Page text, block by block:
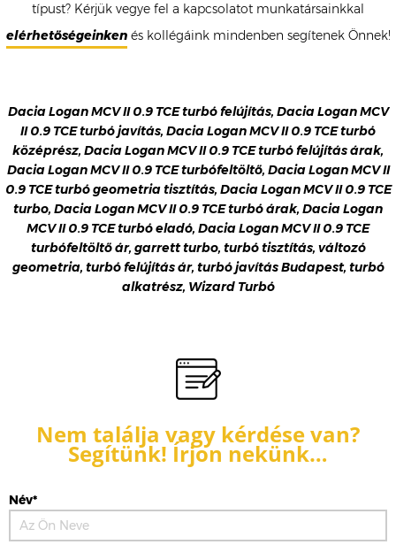
típust? Kérjük vegye fel a kapcsolatot munkatársainkkal
elérhetőségeinkenés kollégáink mindenben segítenek Önnek!
Dacia Logan MCV II 0.9 TCE turbó felújítás, Dacia Logan MCV
II 0.9 TCE turbó javítás, Dacia Logan MCV II 0.9 TCE turbó
középrész, Dacia Logan MCV II 0.9 TCE turbó felújítás árak,
Dacia Logan MCV II 0.9 TCE turbófeltöltő, Dacia Logan MCV II
0.9 TCE turbó geometria tisztítás, Dacia Logan MCV II 0.9 TCE
turbo, Dacia Logan MCV II 0.9 TCE turbó árak, Dacia Logan
MCV II 0.9 TCE turbó eladó, Dacia Logan MCV II 0.9 TCE
turbófeltöltő ár, garrett turbo, turbó tisztítás, változó
geometria, turbó felújítás ár, turbó javítás Budapest, turbó
alkatrész, Wizard Turbó
Nem találja vagy kérdése van?
Segítünk! Írjon nekünk…
Név*